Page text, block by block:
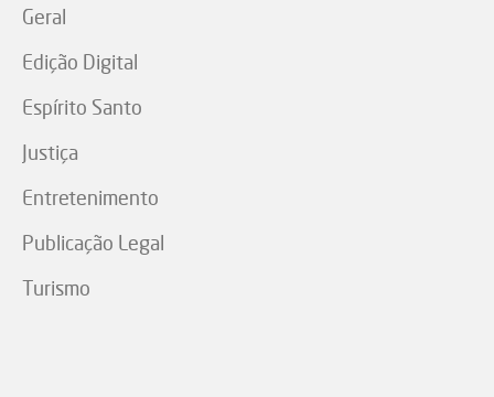
Geral
Edição Digital
Espírito Santo
Justiça
Entretenimento
Publicação Legal
Turismo